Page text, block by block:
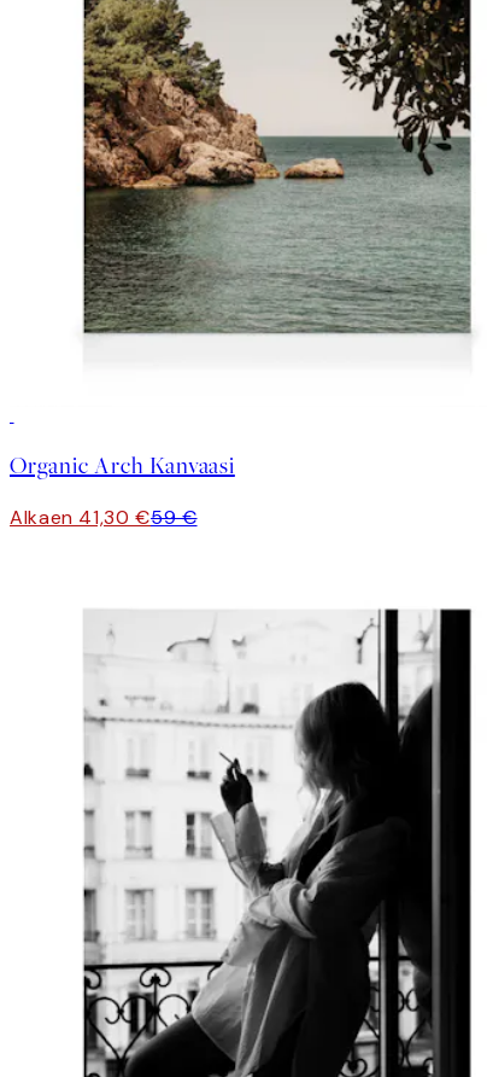
Organic Arch Kanvaasi
Alkaen 41,30 €59 €